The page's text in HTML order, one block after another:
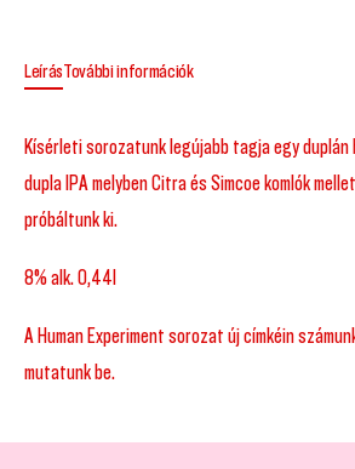
LeírásTovábbi információk
Kísérleti sorozatunk legújabb tagja egy duplán
dupla IPA melyben Citra és Simcoe komlók
próbáltunk ki.
8% alk. 0,44l
A Human Experiment sorozat új címkéin
mutatunk be.